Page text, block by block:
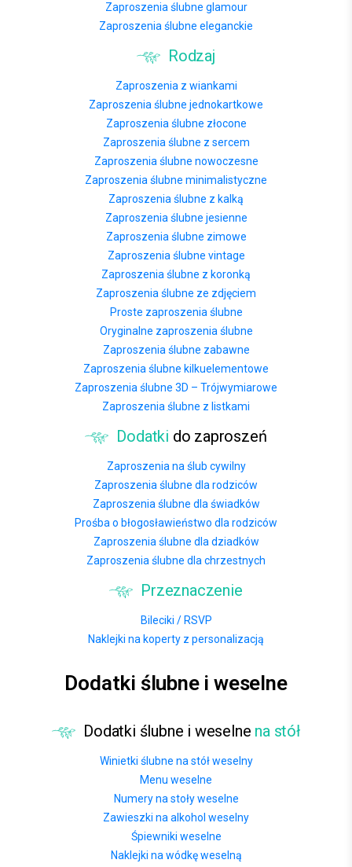
Zaproszenia ślubne glamour
Zaproszenia ślubne eleganckie
Rodzaj
Zaproszenia z wiankami
Zaproszenia ślubne jednokartkowe
Zaproszenia ślubne złocone
Zaproszenia ślubne z sercem
Zaproszenia ślubne nowoczesne
Zaproszenia ślubne minimalistyczne
Zaproszenia ślubne z kalką
Zaproszenia ślubne jesienne
Zaproszenia ślubne zimowe
Zaproszenia ślubne vintage
Zaproszenia ślubne z koronką
Zaproszenia ślubne ze zdjęciem
Proste zaproszenia ślubne
Oryginalne zaproszenia ślubne
Zaproszenia ślubne zabawne
Zaproszenia ślubne kilkuelementowe
Zaproszenia ślubne 3D – Trójwymiarowe
Zaproszenia ślubne z listkami
Dodatki do zaproszeń
Zaproszenia na ślub cywilny
Zaproszenia ślubne dla rodziców
Zaproszenia ślubne dla świadków
Prośba o błogosławieństwo dla rodziców
Zaproszenia ślubne dla dziadków
Zaproszenia ślubne dla chrzestnych
Przeznaczenie
Bileciki / RSVP
Naklejki na koperty z personalizacją
Dodatki ślubne i weselne
Dodatki ślubne i weselne na stół
Winietki ślubne na stół weselny
Menu weselne
Numery na stoły weselne
Zawieszki na alkohol weselny
Śpiewniki weselne
Naklejki na wódkę weselną